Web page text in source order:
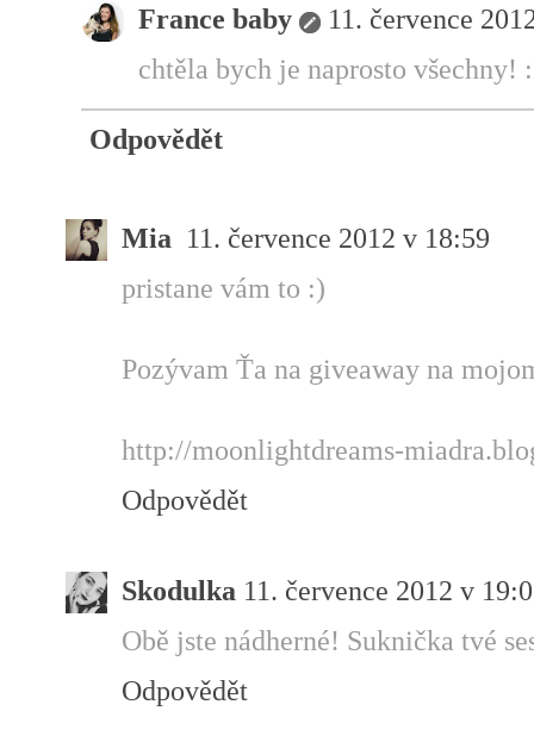
France baby
11. července
chtěla bych je naprosto všechny!
Odpovědět
Mia 11. července 2012 v 18:59
pristane vám to :)
Pozývam Ťa na giveaway na
http://moonlightdreams-
Odpovědět
Skodulka 11. července 2012 v
Obě jste nádherné! Suknička tvé
Odpovědět